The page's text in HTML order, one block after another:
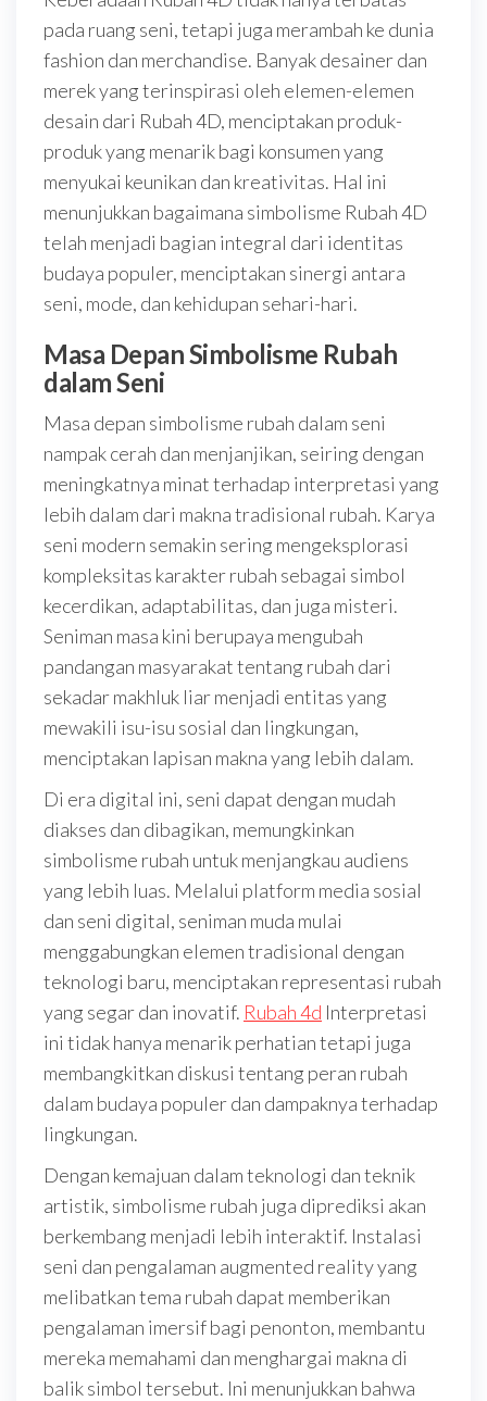
pada ruang seni, tetapi juga merambah ke dunia
fashion dan merchandise. Banyak desainer dan
merek yang terinspirasi oleh elemen-elemen
desain dari Rubah 4D, menciptakan produk-
produk yang menarik bagi konsumen yang
menyukai keunikan dan kreativitas. Hal ini
menunjukkan bagaimana simbolisme Rubah 4D
telah menjadi bagian integral dari identitas
budaya populer, menciptakan sinergi antara
seni, mode, dan kehidupan sehari-hari.
Masa Depan Simbolisme Rubah
dalam Seni
Masa depan simbolisme rubah dalam seni
nampak cerah dan menjanjikan, seiring dengan
meningkatnya minat terhadap interpretasi yang
lebih dalam dari makna tradisional rubah. Karya
seni modern semakin sering mengeksplorasi
kompleksitas karakter rubah sebagai simbol
kecerdikan, adaptabilitas, dan juga misteri.
Seniman masa kini berupaya mengubah
pandangan masyarakat tentang rubah dari
sekadar makhluk liar menjadi entitas yang
mewakili isu-isu sosial dan lingkungan,
menciptakan lapisan makna yang lebih dalam.
Di era digital ini, seni dapat dengan mudah
diakses dan dibagikan, memungkinkan
simbolisme rubah untuk menjangkau audiens
yang lebih luas. Melalui platform media sosial
dan seni digital, seniman muda mulai
menggabungkan elemen tradisional dengan
teknologi baru, menciptakan representasi rubah
yang segar dan inovatif. Rubah 4d Interpretasi
ini tidak hanya menarik perhatian tetapi juga
membangkitkan diskusi tentang peran rubah
dalam budaya populer dan dampaknya terhadap
lingkungan.
Dengan kemajuan dalam teknologi dan teknik
artistik, simbolisme rubah juga diprediksi akan
berkembang menjadi lebih interaktif. Instalasi
seni dan pengalaman augmented reality yang
melibatkan tema rubah dapat memberikan
pengalaman imersif bagi penonton, membantu
mereka memahami dan menghargai makna di
balik simbol tersebut. Ini menunjukkan bahwa